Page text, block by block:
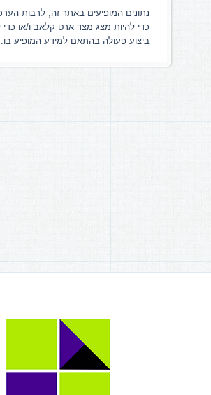
נתונים המופיעים באתר זה, לרבות
כדי להיות מצג מצד ארט קלאב ו/או
ביצוע פעולה בהתאם למידע המופיע בו.